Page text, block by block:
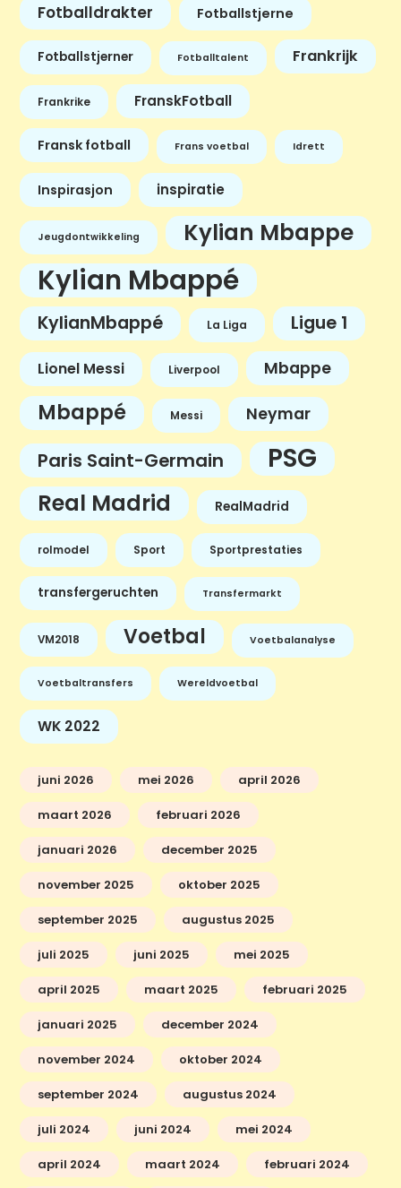
Fotballdrakter Fotballstjerne
Fotballstjerner Fotballtalent Frankrijk
Frankrike FranskFotball
Fransk fotball Frans voetbal Idrett
Inspirasjon inspiratie
Jeugdontwikkeling Kylian Mbappe
Kylian Mbappé
KylianMbappé La Liga Ligue 1
Lionel Messi Liverpool Mbappe
Mbappé Messi Neymar
Paris Saint-Germain PSG
Real Madrid RealMadrid
rolmodel Sport Sportprestaties
transfergeruchten Transfermarkt
VM2018 Voetbal Voetbalanalyse
Voetbaltransfers Wereldvoetbal
WK 2022
juni 2026 mei 2026 april 2026
maart 2026 februari 2026
januari 2026 december 2025
november 2025 oktober 2025
september 2025 augustus 2025
juli 2025 juni 2025 mei 2025
april 2025 maart 2025 februari 2025
januari 2025 december 2024
november 2024 oktober 2024
september 2024 augustus 2024
juli 2024 juni 2024 mei 2024
april 2024 maart 2024 februari 2024